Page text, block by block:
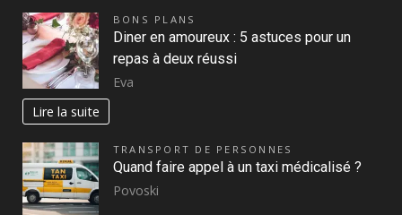
BONS PLANS
Diner en amoureux : 5 astuces pour un
repas à deux réussi
Eva
Lire la suite
TRANSPORT DE PERSONNES
Quand faire appel à un taxi médicalisé ?
Povoski